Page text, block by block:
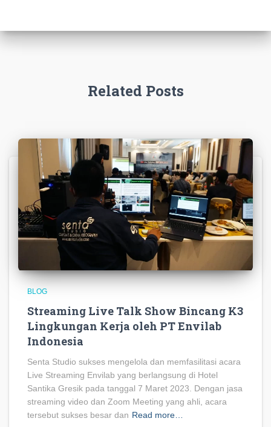
Related Posts
BLOG
Streaming Live Talk Show Bincang K3
Lingkungan Kerja oleh PT Envilab
Indonesia
Senta Studio sukses mengelola dan memfasilitasi acara
Live Streaming Envilab yang berlangsung di Hotel
Santika Gresik pada tanggal 7 Maret 2023. Dengan jasa
streaming video dan Zoom Meeting yang ahli, acara
tersebut sukses besar dan Read more…